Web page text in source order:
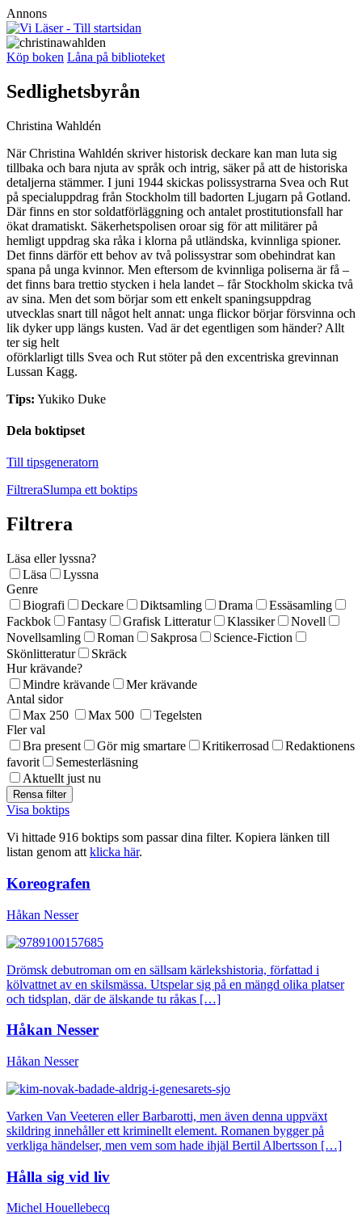
Annons
Köp boken Låna på biblioteket
Sedlighetsbyrån
Christina Wahldén
När Christina Wahldén skriver historisk deckare kan man luta sig
tillbaka och bara njuta av språk och intrig, säker på att de historiska
detaljerna stämmer. I juni 1944 skickas polissystrarna Svea och Rut
på specialuppdrag från Stockholm till badorten Ljugarn på Gotland.
Där finns en stor soldatförläggning och antalet prostitutionsfall har
ökat dramatiskt. Säkerhetspolisen oroar sig för att militärer på
hemligt uppdrag ska råka i klorna på utländska, kvinnliga spioner.
Det finns därför ett behov av två polissystrar som obehindrat kan
spana på unga kvinnor. Men eftersom de kvinnliga poliserna är få –
det finns bara trettio stycken i hela landet – får Stockholm skicka två
av sina. Men det som börjar som ett enkelt spaningsuppdrag
utvecklas snart till något helt annat: unga flickor börjar försvinna och
lik dyker upp längs kusten. Vad är det egentligen som händer? Allt
ter sig helt
oförklarligt tills Svea och Rut stöter på den excentriska grevinnan
Lussan Kagg.
Tips: Yukiko Duke
Dela boktipset
Till tipsgeneratorn
FiltreraSlumpa ett boktips
Filtrera
Läsa eller lyssna?
Läsa
Lyssna
Genre
Biografi
Deckare Diktsamling Drama
Essäsamling
Fackbok
Fantasy Grafisk Litteratur Klassiker
Novell
Novellsamling
Roman Sakprosa
Science-Fiction
Skönlitteratur
Skräck
Hur krävande?
Mindre krävande
Mer krävande
Antal sidor
Max 250
Max 500
Tegelsten
Fler val
Bra present
Gör mig smartare Kritikerrosad
Redaktionens
favorit
Semesterläsning
Aktuellt just nu
Visa boktips
Vi hittade 916 boktips som passar dina filter. Kopiera länken till
listan genom att klicka här.
Koreografen
Håkan Nesser
Drömsk debutroman om en sällsam kärlekshistoria, författad i
kölvattnet av en skilsmässa. Utspelar sig på en mängd olika platser
och tidsplan, där de älskande tu råkas […]
Håkan Nesser
Håkan Nesser
Varken Van Veeteren eller Barbarotti, men även denna uppväxt
skildring innehåller ett kriminellt element. Romanen bygger på
verkliga händelser, men vem som hade ihjäl Bertil Albertsson […]
Hålla sig vid liv
Michel Houellebecq